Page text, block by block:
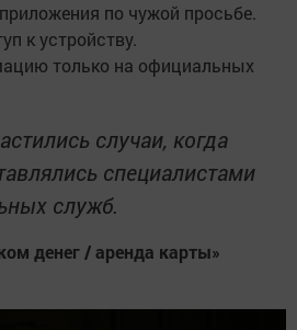
по чужой просьбе.
к устройству.
только на официальных
случаи, когда
специалистами
служб.
денег / аренда карты»